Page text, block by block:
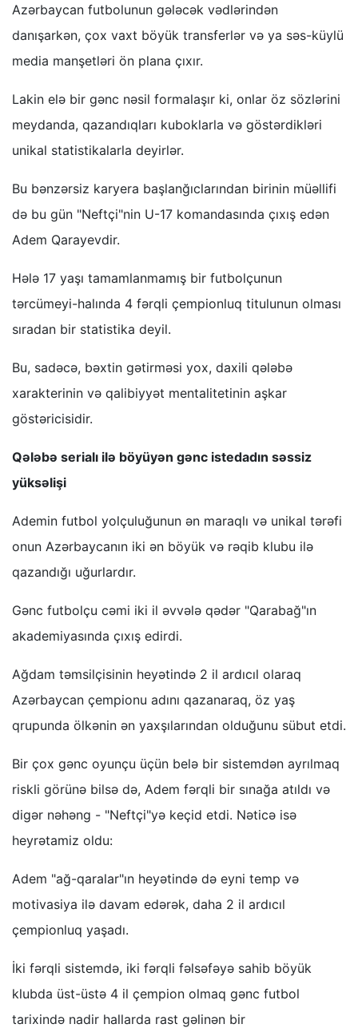
Azərbaycan futbolunun gələcək vədlərindən
danışarkən, çox vaxt böyük transferlər və ya səs-küylü
media manşetləri ön plana çıxır.
Lakin elə bir gənc nəsil formalaşır ki, onlar öz sözlərini
meydanda, qazandıqları kuboklarla və göstərdikləri
unikal statistikalarla deyirlər.
Bu bənzərsiz karyera başlanğıclarından birinin müəllifi
də bu gün "Neftçi"nin U-17 komandasında çıxış edən
Adem Qarayevdir.
Hələ 17 yaşı tamamlanmamış bir futbolçunun
tərcümeyi-halında 4 fərqli çempionluq titulunun olması
sıradan bir statistika deyil.
Bu, sadəcə, bəxtin gətirməsi yox, daxili qələbə
xarakterinin və qalibiyyət mentalitetinin aşkar
göstəricisidir.
Qələbə serialı ilə böyüyən gənc istedadın səssiz
yüksəlişi
Ademin futbol yolçuluğunun ən maraqlı və unikal tərəfi
onun Azərbaycanın iki ən böyük və rəqib klubu ilə
qazandığı uğurlardır.
Gənc futbolçu cəmi iki il əvvələ qədər "Qarabağ"ın
akademiyasında çıxış edirdi.
Ağdam təmsilçisinin heyətində 2 il ardıcıl olaraq
Azərbaycan çempionu adını qazanaraq, öz yaş
qrupunda ölkənin ən yaxşılarından olduğunu sübut etdi.
Bir çox gənc oyunçu üçün belə bir sistemdən ayrılmaq
riskli görünə bilsə də, Adem fərqli bir sınağa atıldı və
digər nəhəng - "Neftçi"yə keçid etdi. Nəticə isə
heyrətamiz oldu:
Adem "ağ-qaralar"ın heyətində də eyni temp və
motivasiya ilə davam edərək, daha 2 il ardıcıl
çempionluq yaşadı.
İki fərqli sistemdə, iki fərqli fəlsəfəyə sahib böyük
klubda üst-üstə 4 il çempion olmaq gənc futbol
tarixində nadir hallarda rast gəlinən bir